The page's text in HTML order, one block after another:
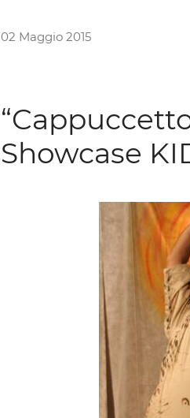
02 Maggio 2015
Showcase